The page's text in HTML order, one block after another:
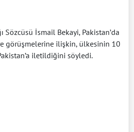
Sözcüsü İsmail Bekayi, Pakistan’da
görüşmelerine ilişkin, ülkesinin 10
iletildiğini söyledi.